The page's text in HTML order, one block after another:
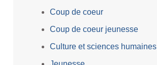
Coup de coeur
Coup de coeur jeunesse
Culture et sciences humaines